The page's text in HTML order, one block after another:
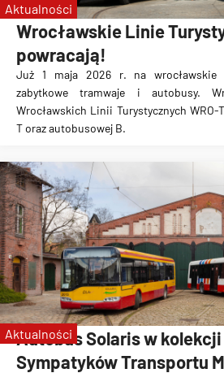
Wrocławskie Linie
powracają!
Już 1 maja 2026 r. na wrocławskie
zabytkowe tramwaje i autobusy.
Wrocławskich Linii Turystycznych
T oraz autobusowej B.
Aktualności
Autobus Solaris w kolekcji
Sympatyków Transportu
Aktualności